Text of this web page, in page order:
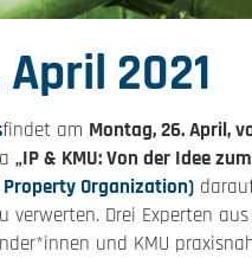
2021
findet am Montag, 26. April,
„IP & KMU: Von der Idee
Organization)
Drei Experten
und KMU